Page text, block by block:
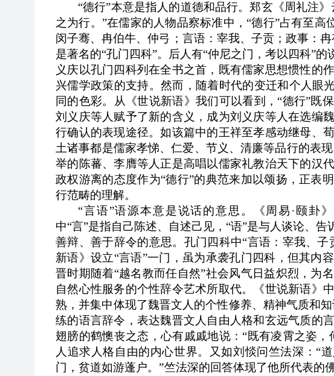
“德行”本意是指人的道德和品行。郑玄《周礼注
之为行。”在儒家的人物品察标准中，“德行”占有至高
闵子骞、冉伯牛、仲弓；言语：宰我、子贡；政事：
是著名的“孔门四科”。后人有“仲尼之门，考以四科”的
义庆以孔门四科列在全书之首，既有儒家思想惯性的
兴儒学政策的支持。然而，随着时代的变迁和个人眼
同的色彩。从《世说新语》我们可以看到，“德行”既
刘义庆等人赋予了新的含义，成为刘义庆等人在选编
行确认的表现途径。如该篇中的王祥至孝感动继母、
土诸事都是儒家孝悌、仁爱、节义、清廉等品行的表
举的陈蕃、李膺等人正是高唱以儒家礼教治天下的汉
政权游离的态度作为“德行”的典范来加以颂扬，正表
行范畴的理解。
“言语”语源本意是说话的意思。《周易 · 颐卦
中“言”是指自己陈述、自述己见，“语”是与人谈论、
善辩、善于辞令的意思。孔门四科中“言语：宰我、子
新语》设立“言语”一门，虽为承袭孔门四科，但其内
晋时期随着“越名教而任自然”社会风气日益炽烈，为
自然心性服务的个性辞令艺术所取代。《世说新语》
熟，并集中体现了魏晋文人的个性修养、精神气质和
练的语言辞令，表达魏晋文人自由人格和玄远气质的
翅膀的鹤懊丧之态，心有戚戚地说：“既有凌霄之姿
人追求人格自由的内心世界。又如刘惔问竺法深：“
门，贫道如游蓬户。”竺法深的回答体现了他所代表的